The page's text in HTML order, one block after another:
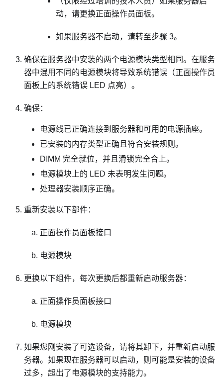
动，请更换正面操作员面板。
如果服务器不启动，请转至步骤 3。
确保在服务器中安装的两个电源模块类型相同。在服务
器中混用不同的电源模块将导致系统错误（正面操作员
面板上的系统错误 LED 点亮）。
确保：
电源线已正确连接到服务器和可用的电源插座。
已安装的内存类型正确且符合安装规则。
DIMM 完全就位，并且滑锁完全合上。
电源模块上的 LED 未表明发生问题。
处理器安装顺序正确。
重新安装以下部件：
正面操作员面板接口
电源模块
更换以下组件，每次更换后都重新启动服务器：
正面操作员面板接口
电源模块
如果您刚安装了可选设备，请将其卸下，并重新启动服
务器。如果现在服务器可以启动，则可能是安装的设备
过多，超出了电源模块的支持能力。